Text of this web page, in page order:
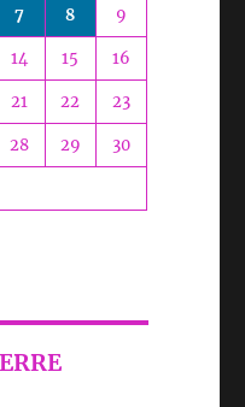
7 8 9
14 15 16
21 22 23
28 29 30